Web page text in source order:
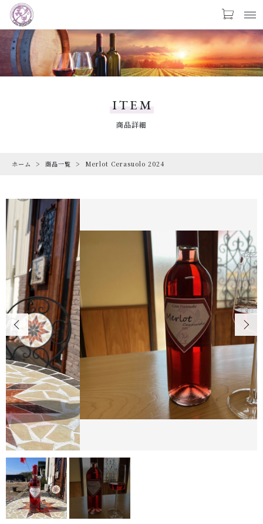
お気に入り LOGIN
CHECKED PRODUCTS
ORDER HISTORY
CAMPAIGN
キャンペーン
ABOUT US
Casa Watanabeについて
INFO
ワイナリー概要
SHOPPING GUIDE
ショッピングガイド
NEWS
お知らせ
PRIVACY
プライバシーポリシー
お問い合わせ
ITEM
商品詳細
ホーム 商品一覧 Merlot Cerasuolo 2024
カートに商品を追加しました
カートを確認する